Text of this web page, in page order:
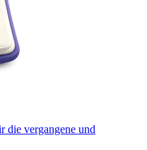
die vergangene und